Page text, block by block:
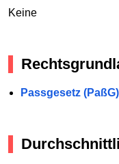
Keine
Passgesetz